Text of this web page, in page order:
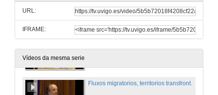
URL:
IFRAME:
Vídeos da mesma serie
25 de set. de 2015
Da limina a límites: a crise dos rexionalismos en América Latina e Europa